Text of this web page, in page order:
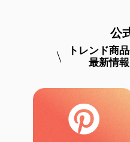
公
トレンド商
最新情